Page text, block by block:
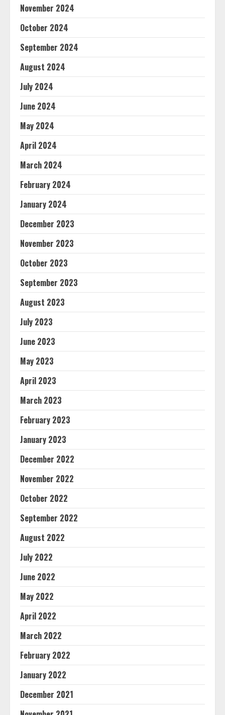
November 2024
October 2024
September 2024
August 2024
July 2024
June 2024
May 2024
April 2024
March 2024
February 2024
January 2024
December 2023
November 2023
October 2023
September 2023
August 2023
July 2023
June 2023
May 2023
April 2023
March 2023
February 2023
January 2023
December 2022
November 2022
October 2022
September 2022
August 2022
July 2022
June 2022
May 2022
April 2022
March 2022
February 2022
January 2022
December 2021